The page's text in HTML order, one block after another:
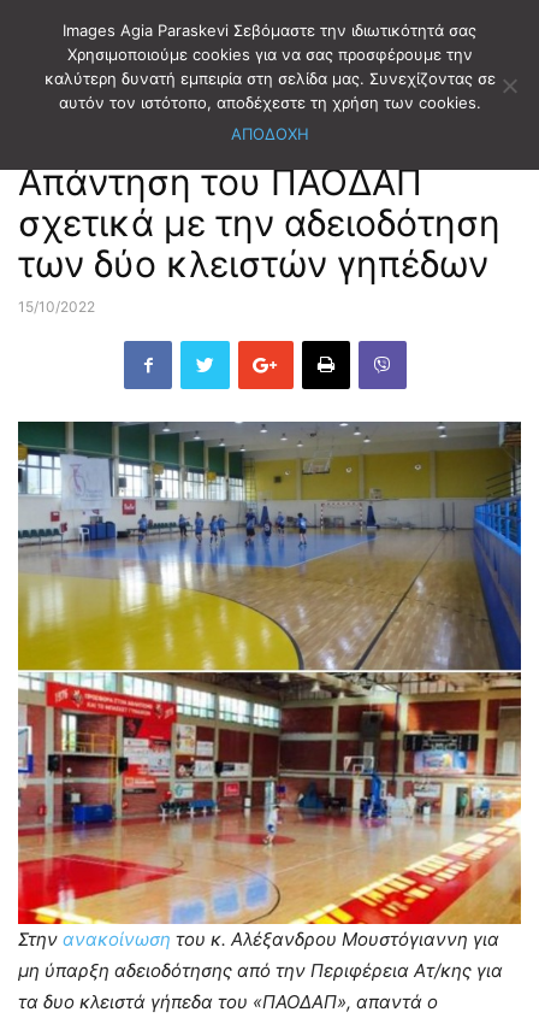
Αρχική ΝΟΜΙΚΑ ΠΡΟΣΩΠΑ ΠΑΟΔΑΠ
Απάντηση του ΠΑΟΔΑΠ
σχετικά με την αδειοδότηση
των δύο κλειστών γηπέδων
15/10/2022
Στην ανακοίνωση του κ. Αλέξανδρου Μουστόγιαννη για
μη ύπαρξη αδειοδότησης από την Περιφέρεια Ατ/κης για
τα δυο κλειστά γήπεδα του «ΠΑΟΔΑΠ», απαντά ο
Images Agia Paraskevi Σεβόμαστε την ιδιωτικότητά σας
Χρησιμοποιούμε cookies για να σας προσφέρουμε την
καλύτερη δυνατή εμπειρία στη σελίδα μας. Συνεχίζοντας σε
αυτόν τον ιστότοπο, αποδέχεστε τη χρήση των cookies.
ΑΠΟΔΟΧΗ